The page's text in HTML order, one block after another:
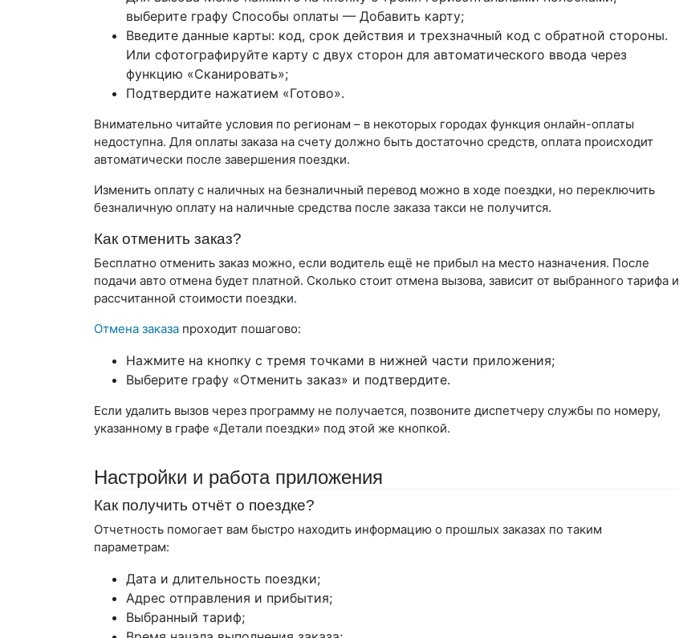
выберите графу Способы оплаты — Добавить карту;
Введите данные карты: код, срок действия и трехзначный код с обратной стороны.
Или сфотографируйте карту с двух сторон для автоматического ввода через
функцию «Сканировать»;
Подтвердите нажатием «Готово».
Внимательно читайте условия по регионам – в некоторых городах функция онлайн-оплаты
недоступна. Для оплаты заказа на счету должно быть достаточно средств, оплата происходит
автоматически после завершения поездки.
Изменить оплату с наличных на безналичный перевод можно в ходе поездки, но переключить
безналичную оплату на наличные средства после заказа такси не получится.
Как отменить заказ?
Бесплатно отменить заказ можно, если водитель ещё не прибыл на место назначения. После
подачи авто отмена будет платной. Сколько стоит отмена вызова, зависит от выбранного тарифа и
рассчитанной стоимости поездки.
Отмена заказа проходит пошагово:
Нажмите на кнопку с тремя точками в нижней части приложения;
Выберите графу «Отменить заказ» и подтвердите.
Если удалить вызов через программу не получается, позвоните диспетчеру службы по номеру,
указанному в графе «Детали поездки» под этой же кнопкой.
Настройки и работа приложения
Как получить отчёт о поездке?
Отчетность помогает вам быстро находить информацию о прошлых заказах по таким
параметрам:
Дата и длительность поездки;
Адрес отправления и прибытия;
Выбранный тариф;